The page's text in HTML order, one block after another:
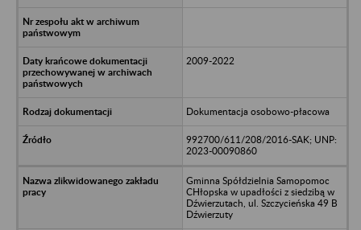
2009-2022
Dokumentacja osobowo-płacowa
992700/611/208/2016-SAK; UNP:
2023-00090860
Gminna Spółdzielnia Samopomoc
CHłopska w upadłości z siedzibą w
Dźwierzutach, ul. Szczycieńska 49 B
Dźwierzuty